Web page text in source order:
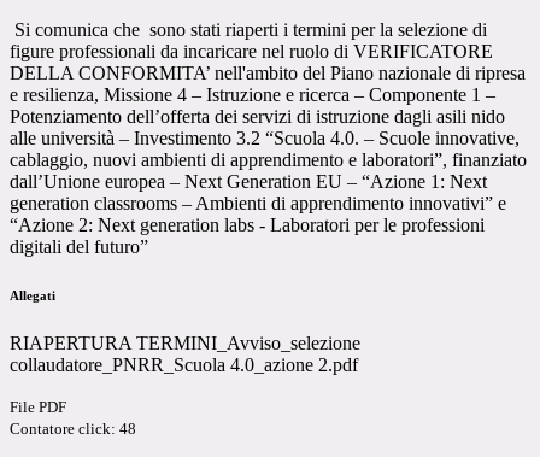
Si comunica che sono stati riaperti i termini per la selezione di
figure professionali da incaricare nel ruolo di VERIFICATORE
DELLA CONFORMITA’ nell'ambito del Piano nazionale di ripresa
e resilienza, Missione 4 – Istruzione e ricerca – Componente 1 –
Potenziamento dell’offerta dei servizi di istruzione dagli asili nido
alle università – Investimento 3.2 “Scuola 4.0. – Scuole innovative,
cablaggio, nuovi ambienti di apprendimento e laboratori”, finanziato
dall’Unione europea – Next Generation EU – “Azione 1: Next
generation classrooms – Ambienti di apprendimento innovativi” e
“Azione 2: Next generation labs - Laboratori per le professioni
digitali del futuro”
Allegati
RIAPERTURA TERMINI_Avviso_selezione
collaudatore_PNRR_Scuola 4.0_azione 2.pdf
File PDF
Contatore click: 48